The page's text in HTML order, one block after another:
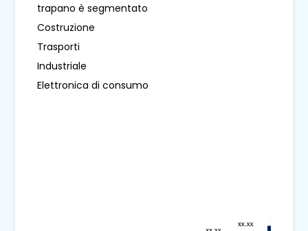
trapano è segmentato
Costruzione
Trasporti
Industriale
Elettronica di consumo